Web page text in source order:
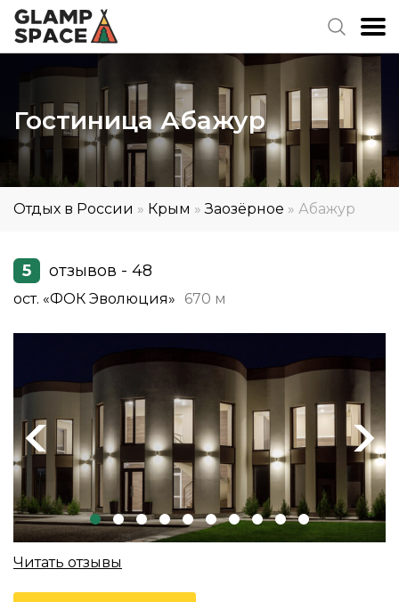
Гостиница Абажур
Отдых в России » Крым »Заозёрное » Абажур
5 отзывов - 48
ост. «ФОК Эволюция» 670 м
Previous Next
Читать отзывы